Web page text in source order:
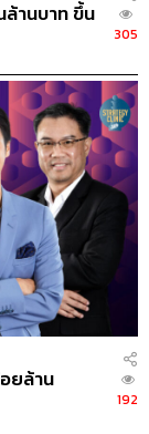
งการพัฒนา
ม่ได้จดลิขสิทธิ์
นี่คือความคิด
ทุกวันนี้ก็ยังใช้
100% เลย จะ
ละเอาโลงไม้
พัฒนา ยิ่งมีคน
plansและ
กก็คิดกันว่ามัน
สึกว่าไม่ขัด
ด้เท่าไหร่
ล้านบาท ขึ้น
305
ยล้าน
192